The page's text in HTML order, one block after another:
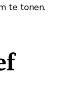
te tonen.